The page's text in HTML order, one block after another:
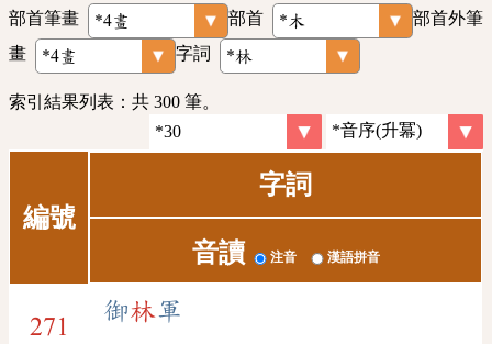
部首筆畫 部首
部首外筆
畫
字詞
索引結果列表：共 300 筆。
編號
字詞
音讀 注音 漢語拼音
271
御林軍